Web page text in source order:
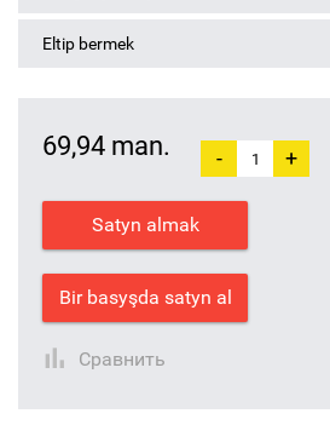
Eltip bermek
69,94 man. - +
Satyn almak
Bir basyşda satyn al
Сравнить